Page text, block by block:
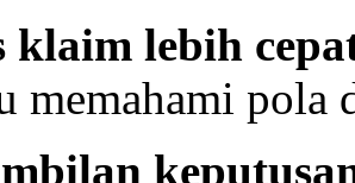
klaim lebih
memahami pola